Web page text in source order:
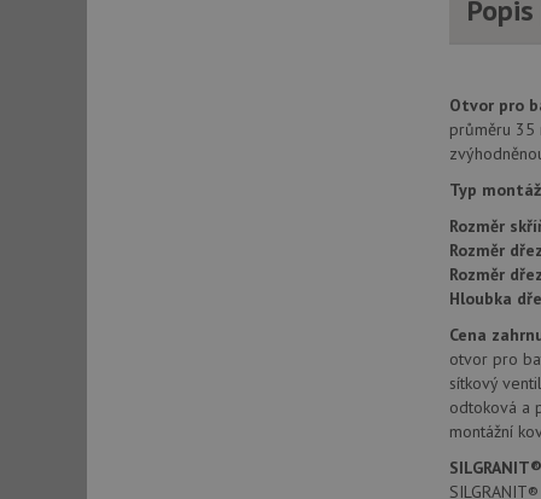
Otvor pro
průměru 35
Typ
Rozměr
Rozměr
Rozměr
Hloubka
Cena
otvor pro
sítkový
odtoková a
montážní
CookieScriptConsent
Název
_ga_9T91YFLEPX
Název
__Secure-YNID